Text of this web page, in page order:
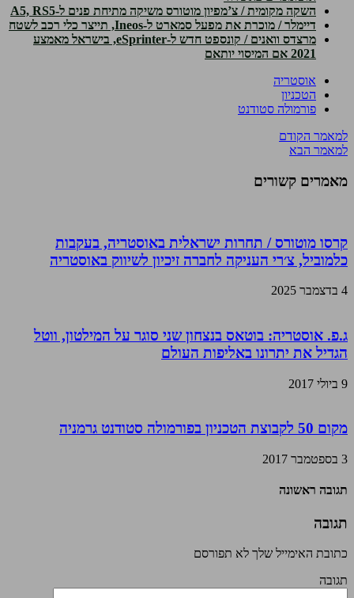
השקה מקומית / צ’מפיון מוטורס משיקה מתיחת פנים ל-A5, RS5
דיימלר / מוכרת את מפעל סמארט ל-Ineos, תייצר כלי רכב לשטח
מרצדס וואנים / קונספט חדש ל-eSprinter, בישראל מאמצע
2021 אם המיסוי יותאם
אוסטריה
הטכניון
פורמולה סטודנט
למאמר הקודם
למאמר הבא
מאמרים קשורים
קרסו מוטורס / תחרות ישראלית באוסטריה, בעקבות
כלמוביל, צ׳רי העניקה לחברה זיכיון לשיווק באוסטריה
4 בדצמבר 2025
ג.פ. אוסטריה: בוטאס בנצחון שני סוגר על המילטון, ווטל
הגדיל את יתרונו באליפות העולם
9 ביולי 2017
מקום 50 לקבוצת הטכניון בפורמולה סטודנט גרמניה
3 בספטמבר 2017
תגובה ראשונה
תגובה
כתובת האימייל שלך לא תפורסם
תגובה